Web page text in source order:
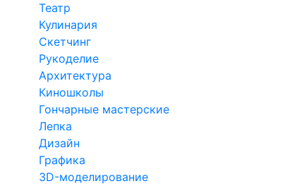
Театр
Кулинария
Скетчинг
Рукоделие
Архитектура
Киношколы
Гончарные мастерские
Лепка
Дизайн
Графика
3D-моделирование